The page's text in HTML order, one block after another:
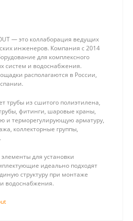
F 80 Бойлер
косвенного
нагрева
настенный
31 610 ₽
— это коллаборация ведущих
инженеров. Компания с 2014
для комплексного
систем и водоснабжения.
располагаются в России,
трубы из сшитого полиэтилена,
фитинги, шаровые краны,
и терморегулирующую арматуру,
коллекторные группы,
для установки
идеально подходят
структуру при монтаже
водоснабжения.